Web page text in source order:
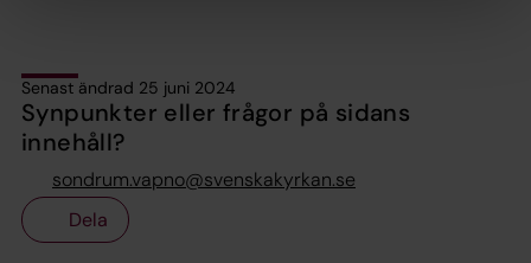
Senast ändrad 25 juni 2024
Synpunkter eller frågor på sidans
innehåll?
sondrum.vapno@svenskakyrkan.se
Dela